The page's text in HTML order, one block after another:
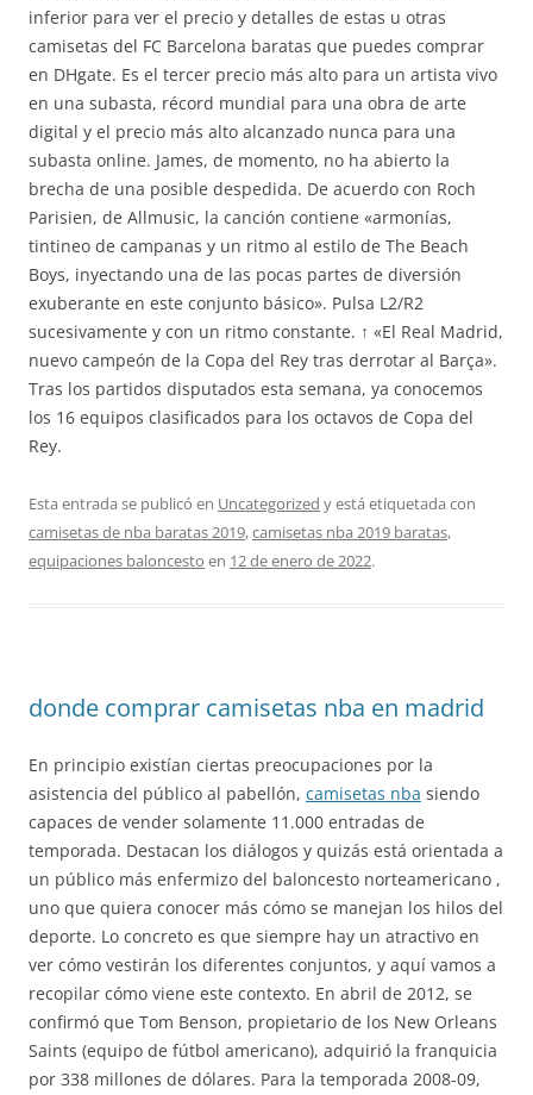
inferior para ver el precio y detalles de estas u otras
camisetas del FC Barcelona baratas que puedes comprar
en DHgate. Es el tercer precio más alto para un artista vivo
en una subasta, récord mundial para una obra de arte
digital y el precio más alto alcanzado nunca para una
subasta online. James, de momento, no ha abierto la
brecha de una posible despedida. De acuerdo con Roch
Parisien, de Allmusic, la canción contiene «armonías,
tintineo de campanas y un ritmo al estilo de The Beach
Boys, inyectando una de las pocas partes de diversión
exuberante en este conjunto básico». Pulsa L2/R2
sucesivamente y con un ritmo constante. ↑ «El Real Madrid,
nuevo campeón de la Copa del Rey tras derrotar al Barça».
Tras los partidos disputados esta semana, ya conocemos
los 16 equipos clasificados para los octavos de Copa del
Rey.
Esta entrada se publicó en Uncategorized y está etiquetada con
camisetas de nba baratas 2019,camisetas nba 2019 baratas,
equipaciones baloncesto en 12 de enero de 2022.
donde comprar camisetas nba en madrid
En principio existían ciertas preocupaciones por la
asistencia del público al pabellón, camisetas nba siendo
capaces de vender solamente 11.000 entradas de
temporada. Destacan los diálogos y quizás está orientada a
un público más enfermizo del baloncesto norteamericano ,
uno que quiera conocer más cómo se manejan los hilos del
deporte. Lo concreto es que siempre hay un atractivo en
ver cómo vestirán los diferentes conjuntos, y aquí vamos a
recopilar cómo viene este contexto. En abril de 2012, se
confirmó que Tom Benson, propietario de los New Orleans
Saints (equipo de fútbol americano), adquirió la franquicia
por 338 millones de dólares. Para la temporada 2008-09,